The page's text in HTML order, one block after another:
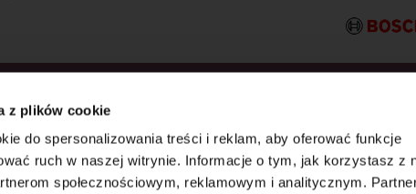
z plików cookie
do spersonalizowania treści i reklam, aby oferować funkcje
ruch w naszej witrynie. Informacje o tym, jak korzystasz z
społecznościowym, reklamowym i analitycznym.
JAKO PIERWSZY
WYJĄTKOWE